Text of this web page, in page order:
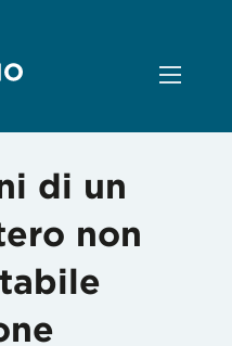
di un
non